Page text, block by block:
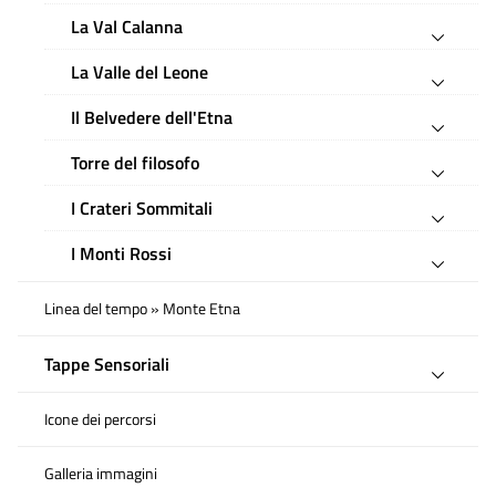
La Val Calanna
La Valle del Leone
Il Belvedere dell'Etna
Torre del filosofo
I Crateri Sommitali
I Monti Rossi
Linea del tempo » Monte Etna
Tappe Sensoriali
Icone dei percorsi
Galleria immagini